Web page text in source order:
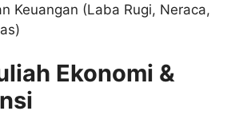
Keuangan (Laba Rugi, Neraca,
Ekonomi &